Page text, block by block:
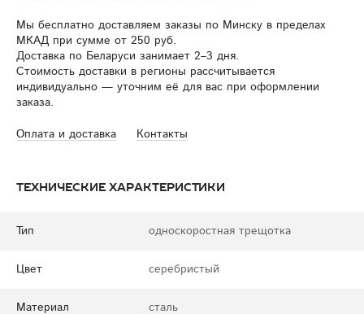
Мы бесплатно доставляем заказы по Минску в пределах
МКАД при сумме от 250 руб.
Доставка по Беларуси занимает 2–3 дня.
Стоимость доставки в регионы рассчитывается
индивидуально — уточним её для вас при оформлении
заказа.
Оплата и доставка Контакты
Технические характеристики
Тип односкоростная трещотка
Цвет серебристый
Материал сталь